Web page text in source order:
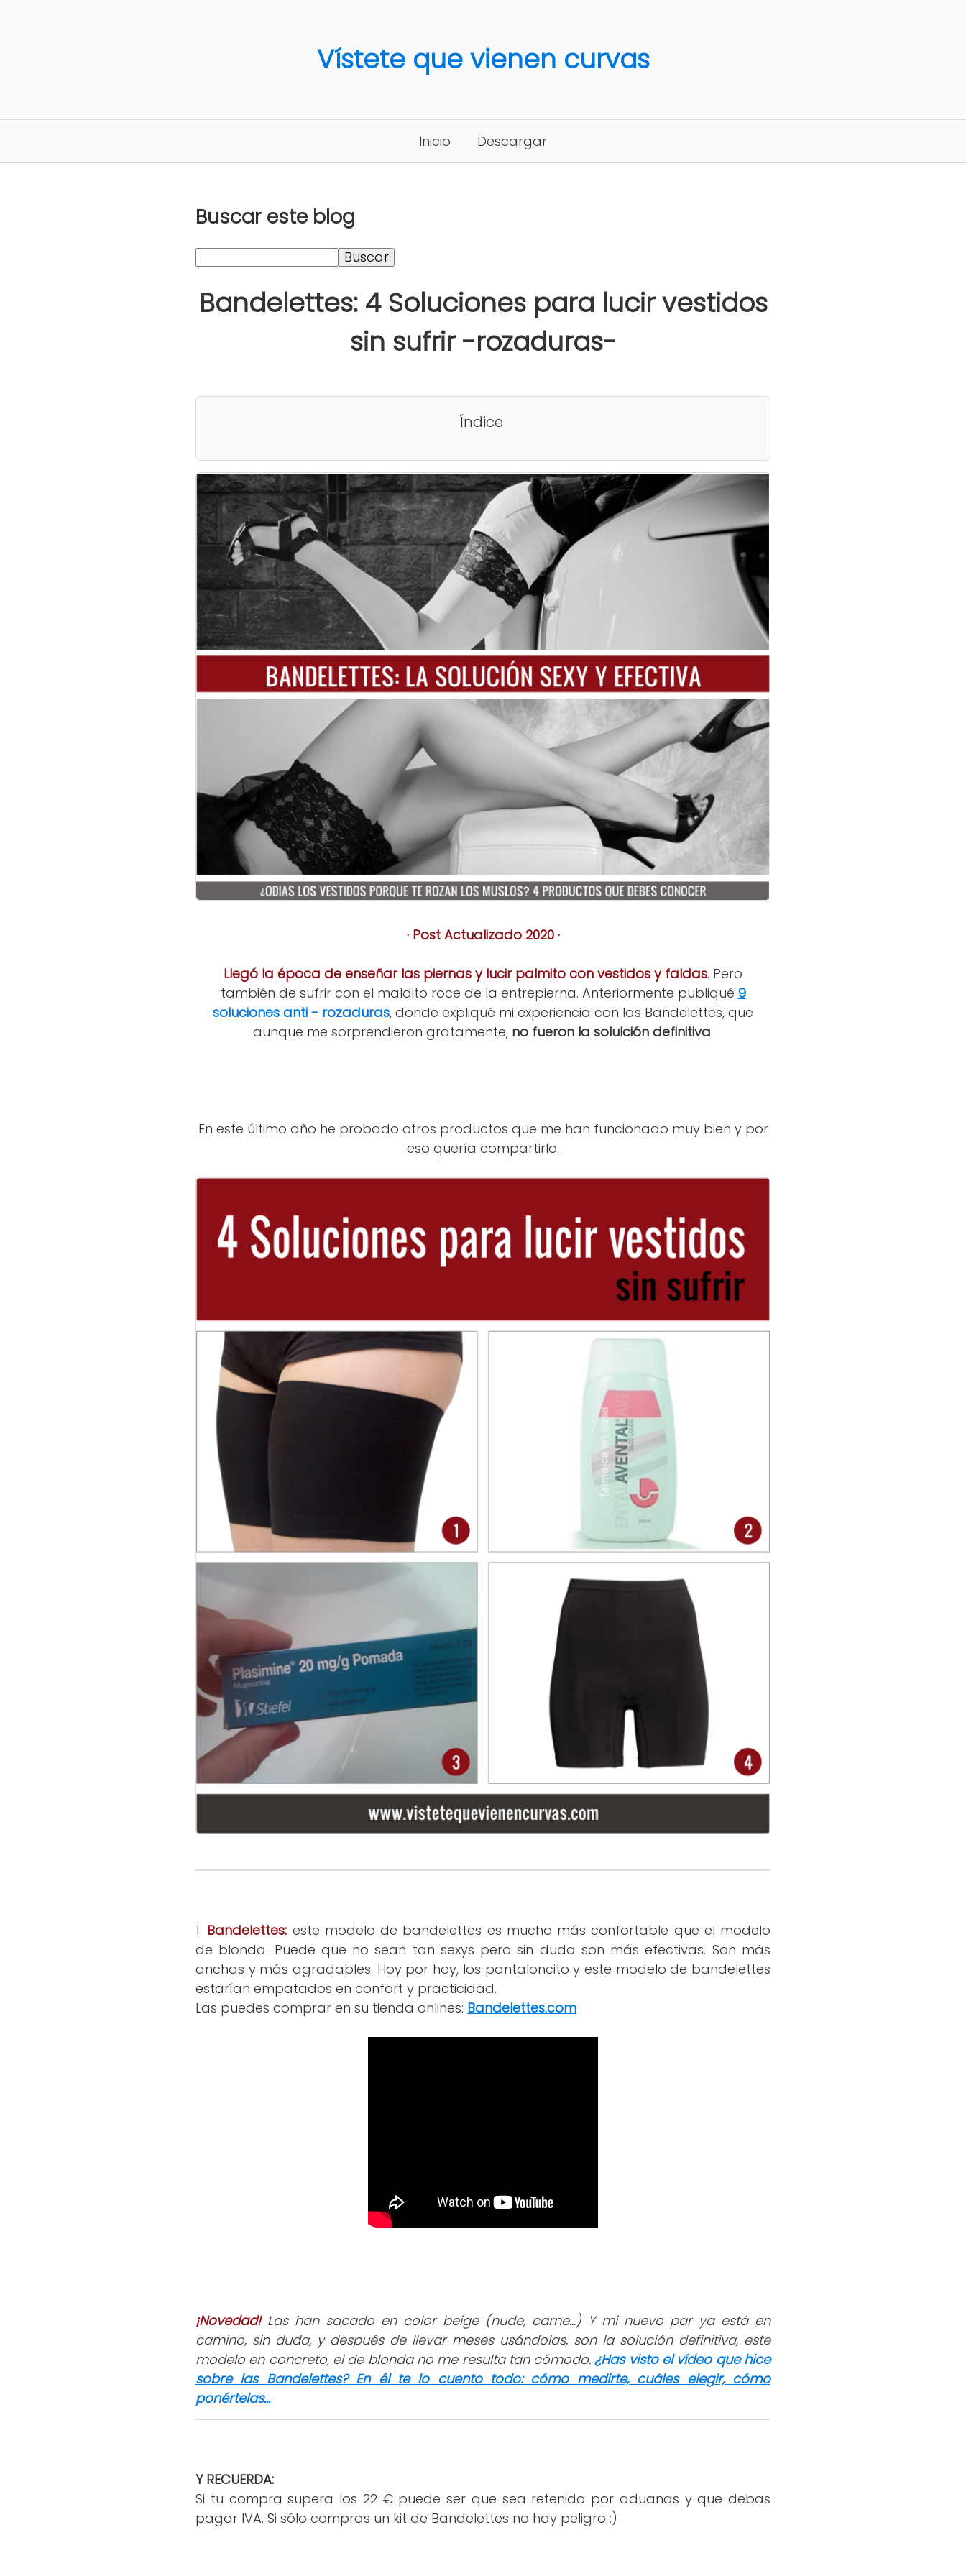
Vístete que vienen curvas
Inicio Descargar
Buscar este blog
Bandelettes: 4 Soluciones para lucir vestidos
sin sufrir -rozaduras-
Índice
· Post Actualizado 2020 ·
Llegó la época de enseñar las piernas y lucir palmito con vestidos y faldas. Pero
también de sufrir con el maldito roce de la entrepierna. Anteriormente publiqué 9
soluciones anti - rozaduras, donde expliqué mi experiencia con las Bandelettes, que
aunque me sorprendieron gratamente, no fueron la solulción definitiva.
En este último año he probado otros productos que me han funcionado muy bien y por
eso quería compartirlo.
1. Bandelettes: este modelo de bandelettes es mucho más confortable que el modelo
de blonda. Puede que no sean tan sexys pero sin duda son más efectivas. Son más
anchas y más agradables. Hoy por hoy, los pantaloncito y este modelo de bandelettes
estarían empatados en confort y practicidad.
Las puedes comprar en su tienda onlines: Bandelettes.com
¡Novedad!Las han sacado en color beige (nude, carne...) Y mi nuevo par ya está en
camino, sin duda, y después de llevar meses usándolas, son la solución definitiva, este
modelo en concreto, el de blonda no me resulta tan cómodo.¿Has visto el vídeo que hice
sobre las Bandelettes? En él te lo cuento todo: cómo medirte, cuáles elegir, cómo
ponértelas...
Y RECUERDA:
Si tu compra supera los 22 € puede ser que sea retenido por aduanas y que debas
pagar IVA. Si sólo compras un kit de Bandelettes no hay peligro ;)